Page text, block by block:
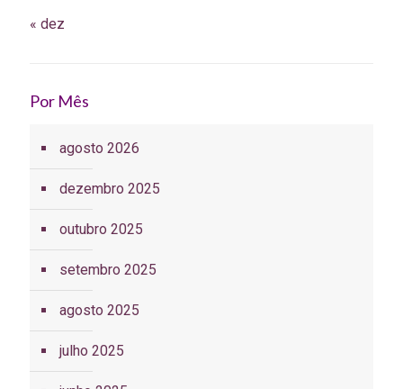
« dez
Por Mês
agosto 2026
dezembro 2025
outubro 2025
setembro 2025
agosto 2025
julho 2025